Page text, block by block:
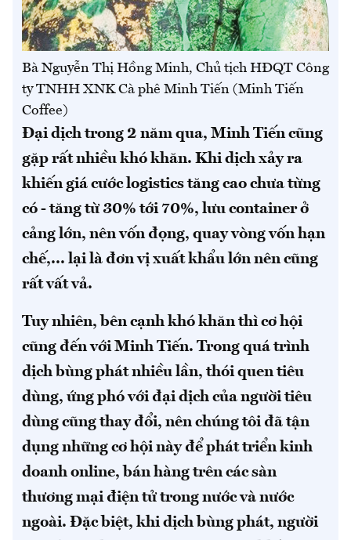
Bà Nguyễn Thị Hồng Minh, Chủ tịch HĐQT Công
ty TNHH XNK Cà phê Minh Tiến (Minh Tiến
Coffee)
Đại dịch trong 2 năm qua, Minh Tiến cũng
gặp rất nhiều khó khăn. Khi dịch xảy ra
khiến giá cước logistics tăng cao chưa từng
có - tăng từ 30% tới 70%, lưu container ở
cảng lớn, nên vốn đọng, quay vòng vốn hạn
chế,... lại là đơn vị xuất khẩu lớn nên cũng
rất vất vả.
Tuy nhiên, bên cạnh khó khăn thì cơ hội
cũng đến với Minh Tiến. Trong quá trình
dịch bùng phát nhiều lần, thói quen tiêu
dùng, ứng phó với đại dịch của người tiêu
dùng cũng thay đổi, nên chúng tôi đã tận
dụng những cơ hội này để phát triển kinh
doanh online, bán hàng trên các sàn
thương mại điện tử trong nước và nước
ngoài. Đặc biệt, khi dịch bùng phát, người